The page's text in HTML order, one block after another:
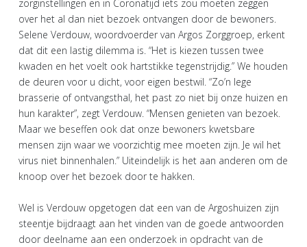
zorginstellingen en in Coronatijd iets zou moeten zeggen
over het al dan niet bezoek ontvangen door de bewoners.
Selene Verdouw, woordvoerder van Argos Zorggroep, erkent
dat dit een lastig dilemma is. “Het is kiezen tussen twee
kwaden en het voelt ook hartstikke tegenstrijdig.” We houden
de deuren voor u dicht, voor eigen bestwil. “Zo’n lege
brasserie of ontvangsthal, het past zo niet bij onze huizen en
hun karakter”, zegt Verdouw. “Mensen genieten van bezoek.
Maar we beseffen ook dat onze bewoners kwetsbare
mensen zijn waar we voorzichtig mee moeten zijn. Je wil het
virus niet binnenhalen.” Uiteindelijk is het aan anderen om de
knoop over het bezoek door te hakken.
Wel is Verdouw opgetogen dat een van de Argoshuizen zijn
steentje bijdraagt aan het vinden van de goede antwoorden
door deelname aan een onderzoek in opdracht van de